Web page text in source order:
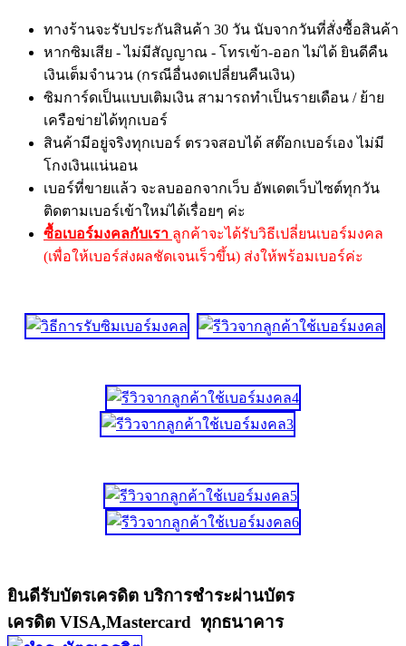
ทางร้านจะรับประกันสินค้า 30 วัน นับจากวันที่สั่งซื้อสินค้า
หากซิมเสีย - ไม่มีสัญญาณ - โทรเข้า-ออก ไม่ได้ ยินดีคืน
เงินเต็มจำนวน (กรณีอื่นงดเปลี่ยนคืนเงิน)
ซิมการ์ดเป็นแบบเติมเงิน สามารถทำเป็นรายเดือน / ย้าย
เครือข่ายได้ทุกเบอร์
สินค้ามีอยู่จริงทุกเบอร์ ตรวจสอบได้ สต๊อกเบอร์เอง ไม่มี
โกงเงินแน่นอน
เบอร์ที่ขายแล้ว จะลบออกจากเว็บ อัพเดตเว็บไซต์ทุกวัน
ติดตามเบอร์เข้าใหม่ได้เรื่อยๆ ค่ะ
ซื้อเบอร์มงคลกับเรา ลูกค้าจะได้รับวิธีเปลี่ยนเบอร์มงคล
(เพื่อให้เบอร์ส่งผลชัดเจนเร็วขึ้น) ส่งให้พร้อมเบอร์ค่ะ
ยินดีรับบัตรเครดิต บริการชำระผ่านบัตร
เครดิต VISA,Mastercard ทุกธนาคาร